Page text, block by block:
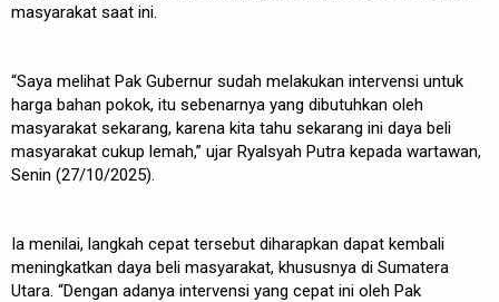
masyarakat saat ini.
“Saya melihat Pak Gubernur sudah melakukan intervensi untuk
harga bahan pokok, itu sebenarnya yang dibutuhkan oleh
masyarakat sekarang, karena kita tahu sekarang ini daya beli
masyarakat cukup lemah,” ujar Ryalsyah Putra kepada wartawan,
Senin (27/10/2025).
Ia menilai, langkah cepat tersebut diharapkan dapat kembali
meningkatkan daya beli masyarakat, khususnya di Sumatera
Utara. “Dengan adanya intervensi yang cepat ini oleh Pak